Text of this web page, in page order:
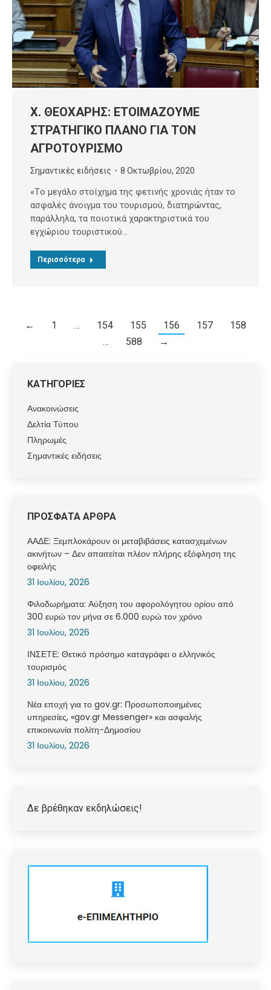
Χ. ΘΕΟΧΑΡΗΣ: ΕΤΟΙΜΑΖΟΥΜΕ
ΣΤΡΑΤΗΓΙΚΟ ΠΛΑΝΟ ΓΙΑ ΤΟΝ
ΑΓΡΟΤΟΥΡΙΣΜΟ
Σημαντικές ειδήσεις 8 Οκτωβρίου, 2020
«Tο μεγάλο στοίχημα της φετινής χρονιάς ήταν το
ασφαλές άνοιγμα του τουρισμού, διατηρώντας,
παράλληλα, τα ποιοτικά χαρακτηριστικά του
εγχώριου τουριστικού…
Περισσότερα
← 1 … 154 155 156 157
158
…
588 →
ΚΑΤΗΓΟΡΙΕΣ
Ανακοινώσεις
Δελτία Τύπου
Πληρωμές
Σημαντικές ειδήσεις
ΠΡΟΣΦΑΤΑ ΑΡΘΡΑ
ΑΑΔΕ: Ξεμπλοκάρουν οι μεταβιβάσεις κατασχεμένων
ακινήτων – Δεν απαιτείται πλέον πλήρης εξόφληση της
οφειλής
31 Ιουλίου, 2026
Φιλοδωρήματα: Αύξηση του αφορολόγητου ορίου από
300 ευρώ τον μήνα σε 6.000 ευρώ τον χρόνο
31 Ιουλίου, 2026
ΙΝΣΕΤΕ: Θετικό πρόσημο καταγράφει ο ελληνικός
τουρισμός
31 Ιουλίου, 2026
Νέα εποχή για το gov.gr: Προσωποποιημένες
υπηρεσίες, «gov.gr Messenger» και ασφαλής
επικοινωνία πολίτη-Δημοσίου
31 Ιουλίου, 2026
Δε βρέθηκαν εκδηλώσεις!